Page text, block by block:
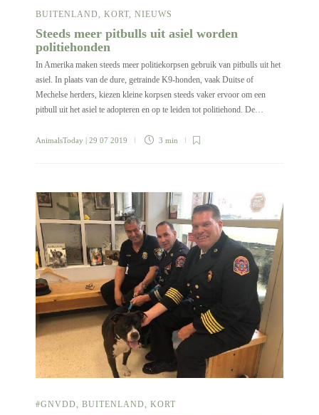
BUITENLAND, KORT, NIEUWS
Steeds meer pitbulls uit asiel worden
politiehonden
In Amerika maken steeds meer politiekorpsen gebruik van pitbulls uit het
asiel. In plaats van de dure, getrainde K9-honden, vaak Duitse of
Mechelse herders, kiezen kleine korpsen steeds vaker ervoor om een
pitbull uit het asiel te adopteren en op te leiden tot politiehond. De…
AnimalsToday | 29 07 2019 3 min
#GNVDD, BUITENLAND, KORT